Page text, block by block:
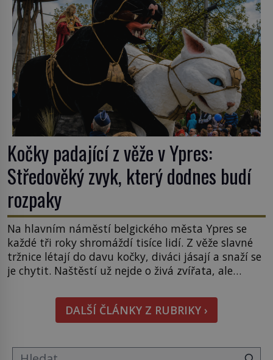
Kočky padající z věže v Ypres:
Středověký zvyk, který dodnes budí
rozpaky
Na hlavním náměstí belgického města Ypres se
každé tři roky shromáždí tisíce lidí. Z věže slavné
tržnice létají do davu kočky, diváci jásají a snaží se
je chytit. Naštěstí už nejde o živá zvířata, ale
Tato veselá podívaná připomíná jeden z
nejpodivnějších a zároveň nejkrutějších zvyků […]
DALŠÍ ČLÁNKY Z RUBRIKY ›